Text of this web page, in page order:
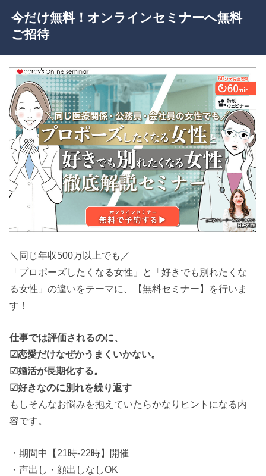
今だけ無料！オンラインセミナーへ無料
ご招待
＼同じ年収500万以上でも／
「プロポーズしたくなる女性」と「好きでも別れたくな
る女性」の違いをテーマに、【無料セミナー】を行いま
す！
仕事では評価されるのに、
☑恋愛だけなぜかうまくいかない。
☑婚活が長期化する。
☑好きなのに別れを繰り返す
もしそんなお悩みを抱えていたらかなりヒントになる内
容です。
・期間中【21時-22時】開催
・声出し・顔出しなしOK